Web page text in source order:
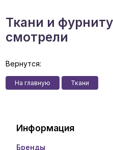
Ткани и
смотрели
Вернутся:
На главную Ткани
Информация
Бренды